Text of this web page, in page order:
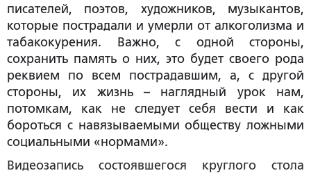
писателей, поэтов, художников, музыкантов,
которые пострадали и умерли от алкоголизма и
табакокурения. Важно, с одной стороны,
сохранить память о них, это будет своего рода
реквием по всем пострадавшим, а, с другой
стороны, их жизнь – наглядный урок нам,
потомкам, как не следует себя вести и как
бороться с навязываемыми обществу ложными
социальными «нормами».
Видеозапись состоявшегося круглого стола